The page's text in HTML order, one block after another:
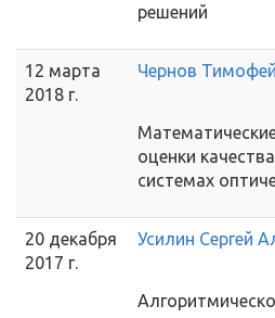
решений
12 марта
2018 г.
Чернов
оценки
системах
20 декабря
2017 г.
Усилин Сергей